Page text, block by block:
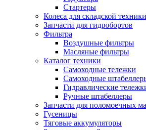
Стартеры
Колеса для складской техники
Запчасти для гидробортов
Фильтра
Воздушные фильтры
Масляные фильтры
Каталог техники
Самоходные тележки
Самоходные
Гидравлические
Ручные штабеллеры
Запчасти для поломоечных
Гусеницы
Тяговые аккумуляторы